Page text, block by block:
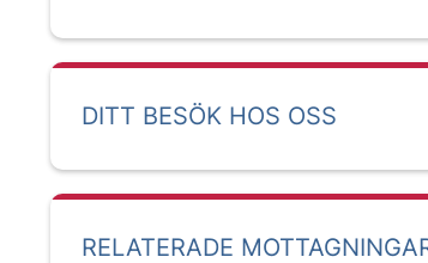
DITT BESÖK HOS OSS
RELATERADE